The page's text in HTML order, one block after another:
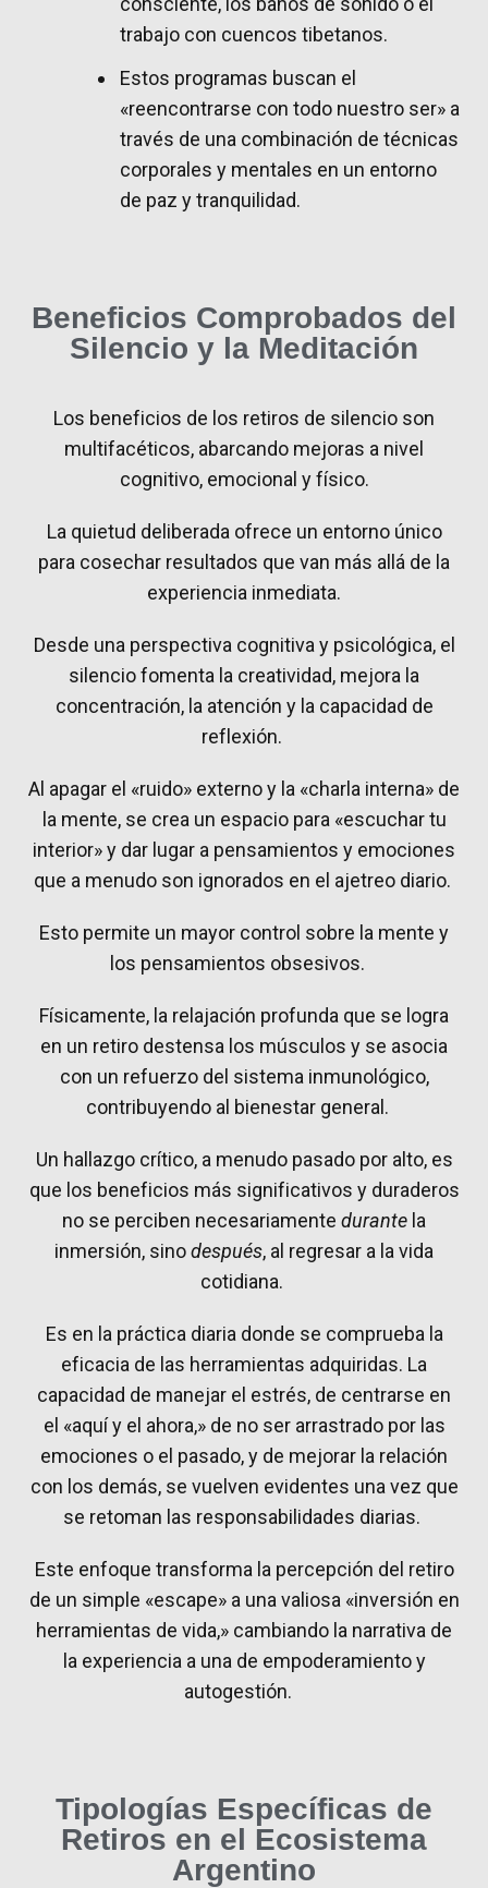
trabajo con cuencos tibetanos.
Estos programas buscan el
«reencontrarse con todo nuestro ser» a
través de una combinación de técnicas
corporales y mentales en un entorno
de paz y tranquilidad.
Beneficios Comprobados del
Silencio y la Meditación
Los beneficios de los retiros de silencio son
multifacéticos, abarcando mejoras a nivel
cognitivo, emocional y físico.
La quietud deliberada ofrece un entorno único
para cosechar resultados que van más allá de la
experiencia inmediata.
Desde una perspectiva cognitiva y psicológica, el
silencio fomenta la creatividad, mejora la
concentración, la atención y la capacidad de
reflexión.
Al apagar el «ruido» externo y la «charla interna» de
la mente, se crea un espacio para «escuchar tu
interior» y dar lugar a pensamientos y emociones
que a menudo son ignorados en el ajetreo diario.
Esto permite un mayor control sobre la mente y
los pensamientos obsesivos.
Físicamente, la relajación profunda que se logra
en un retiro destensa los músculos y se asocia
con un refuerzo del sistema inmunológico,
contribuyendo al bienestar general.
Un hallazgo crítico, a menudo pasado por alto, es
que los beneficios más significativos y duraderos
no se perciben necesariamente durante la
inmersión, sinodespués, al regresar a la vida
cotidiana.
Es en la práctica diaria donde se comprueba la
eficacia de las herramientas adquiridas. La
capacidad de manejar el estrés, de centrarse en
el «aquí y el ahora,» de no ser arrastrado por las
emociones o el pasado, y de mejorar la relación
con los demás, se vuelven evidentes una vez que
se retoman las responsabilidades diarias.
Este enfoque transforma la percepción del retiro
de un simple «escape» a una valiosa «inversión en
herramientas de vida,» cambiando la narrativa de
la experiencia a una de empoderamiento y
autogestión.
Tipologías Específicas de
Retiros en el Ecosistema
Argentino